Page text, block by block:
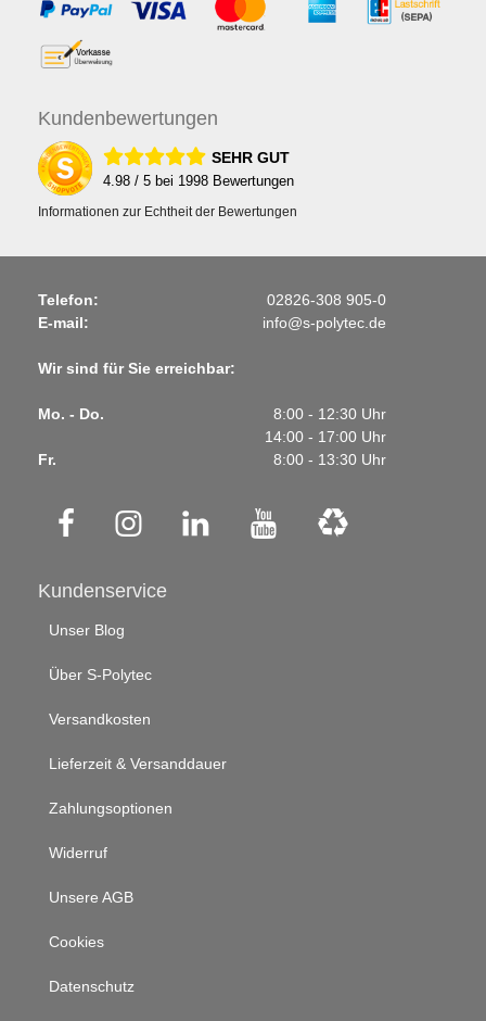
Kundenbewertungen
SEHR GUT
4.98 / 5 bei 1998 Bewertungen
Informationen zur Echtheit der Bewertungen
Telefon:
02826-308 905-0
E-mail:
info@s-polytec.de
Wir sind für Sie erreichbar:
Mo. - Do.
8:00 - 12:30 Uhr
14:00 - 17:00 Uhr
Fr.
8:00 - 13:30 Uhr
Kundenservice
Unser Blog
Über S-Polytec
Versandkosten
Lieferzeit & Versanddauer
Zahlungsoptionen
Widerruf
Unsere AGB
Cookies
Datenschutz